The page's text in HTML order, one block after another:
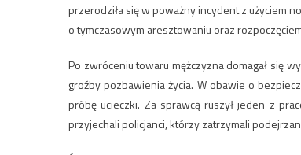
przerodziła się w poważny incydent z użyciem
o tymczasowym aresztowaniu oraz
Po zwróceniu towaru mężczyzna domagał się
groźby pozbawienia życia. W obawie o
próbę ucieczki. Za sprawcą ruszył jeden z
przyjechali policjanci, którzy zatrzymali